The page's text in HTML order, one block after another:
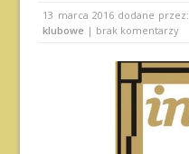
13 marca 2016dodane przez:
klubowe | brak komentarzy